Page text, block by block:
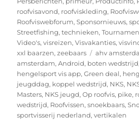
roofvisavond, roofviskleding,
Roofviswebforum,Sponsornieuws,
Streetfishing,technieken,
Video's,visreizen,Visvakanties,
xxl baarzen,zeebaars Tags
ahv
amsterdam,Android, boten wedstrijd
hengelsport vis app,Green deal,
jeugddag, koppel wedstrijd, NKS,
Masters, NKS jeugd,Op roofvis, pike,
wedstrijd, Roofvissen,snoekbaars,
sportvisserij nederland,vertikalen